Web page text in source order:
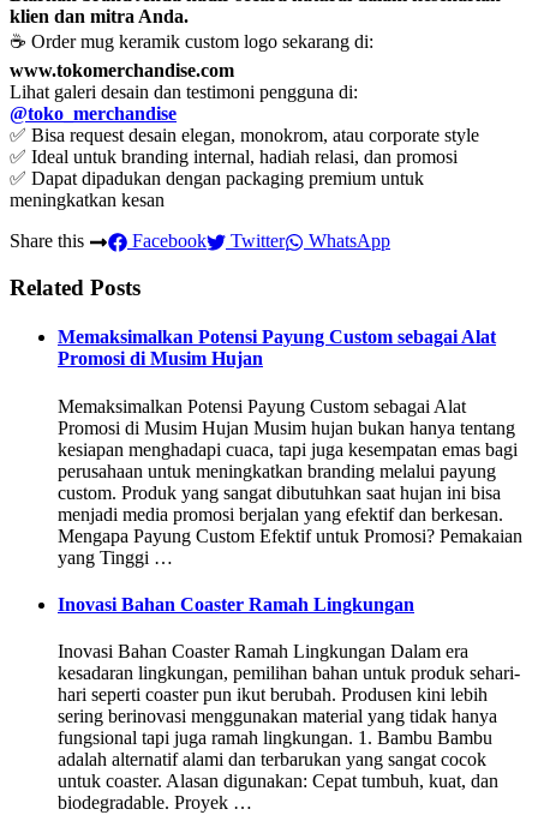
klien dan mitra Anda.
☕ Order mug keramik custom logo sekarang di:
www.tokomerchandise.com
Lihat galeri desain dan testimoni pengguna di:
@toko_merchandise
✅ Bisa request desain elegan, monokrom, atau corporate style
✅ Ideal untuk branding internal, hadiah relasi, dan promosi
✅ Dapat dipadukan dengan packaging premium untuk
meningkatkan kesan
Share this
Facebook Twitter WhatsApp
Related Posts
Memaksimalkan Potensi Payung Custom sebagai Alat
Promosi di Musim Hujan
Memaksimalkan Potensi Payung Custom sebagai Alat
Promosi di Musim Hujan Musim hujan bukan hanya tentang
kesiapan menghadapi cuaca, tapi juga kesempatan emas bagi
perusahaan untuk meningkatkan branding melalui payung
custom. Produk yang sangat dibutuhkan saat hujan ini bisa
menjadi media promosi berjalan yang efektif dan berkesan.
Mengapa Payung Custom Efektif untuk Promosi? Pemakaian
yang Tinggi …
Inovasi Bahan Coaster Ramah Lingkungan
Inovasi Bahan Coaster Ramah Lingkungan Dalam era
kesadaran lingkungan, pemilihan bahan untuk produk sehari-
hari seperti coaster pun ikut berubah. Produsen kini lebih
sering berinovasi menggunakan material yang tidak hanya
fungsional tapi juga ramah lingkungan. 1. Bambu Bambu
adalah alternatif alami dan terbarukan yang sangat cocok
untuk coaster. Alasan digunakan: Cepat tumbuh, kuat, dan
biodegradable. Proyek …